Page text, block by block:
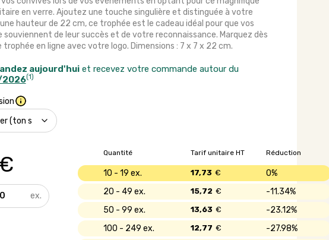
en verre. Ajoutez une touche singulière et distinguée à votre
hauteur de 22 cm, ce trophée est le cadeau idéal pour que vos
de leur succès et de votre reconnaissance. Marquez dès
en ligne avec votre logo. Dimensions : 7 x 7 x 22 cm.
aujourd'huiet recevez votre commande autour du
(1)
€ Quantité Réduction
Tarif unitaire HT
10 - 19 0%
17,73 €
20 - 49 11.34%
15,72 €
50 - 99 23.12%
13,63 €
100 - 249 27.98%
12,77 €